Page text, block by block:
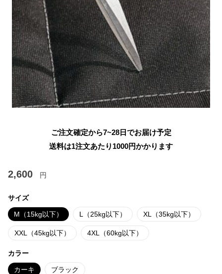
ご注文確定から7~28日でお届け予定
送料は1注文あたり 1000円かかります
2,600 円
サイズ
M（15kg以下） L（25kg以下） XL（35kg以下）
XXL（45kg以下） 4XL（60kg以下）
カラー
カーキ ブラック